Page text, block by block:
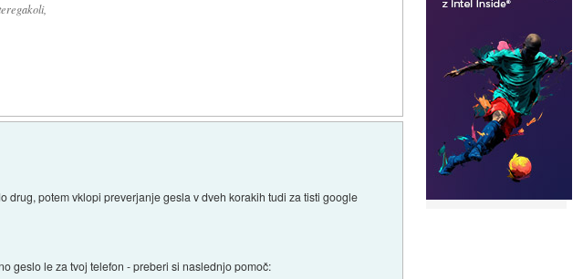
potem vklopi preverjanje gesla v dveh korakih tudi za tisti google
geslo le za tvoj telefon - preberi si naslednjo pomoč: